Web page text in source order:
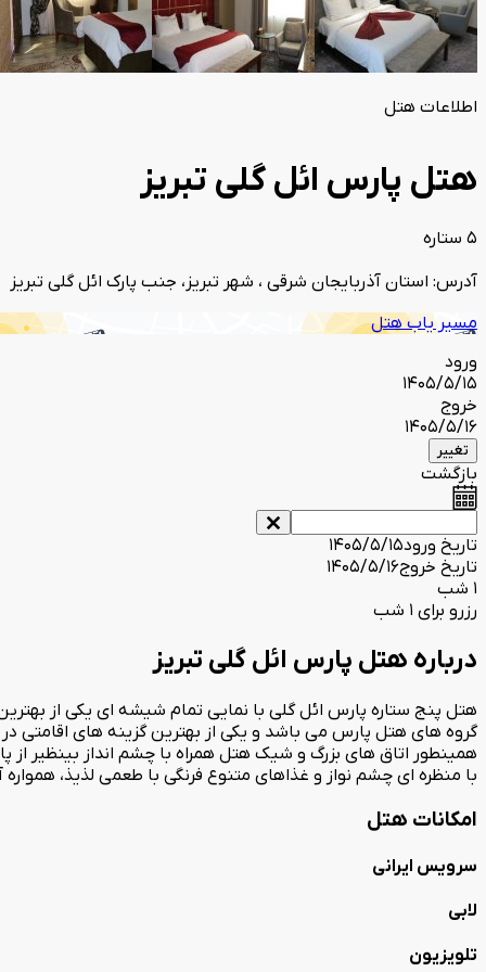
اطلاعات هتل
هتل پارس ائل گلی تبریز
5 ستاره
آدرس: استان آذربایجان شرقی ، شهر تبریز، جنب پارک ائل گلی تبریز
مسیر یاب هتل
ورود
1405/5/15
خروج
1405/5/16
تغییر
بازگشت
تاریخ ورود1405/5/15
تاریخ خروج1405/5/16
1 شب
رزرو برای 1 شب
درباره هتل پارس ائل گلی تبریز
گروه های هتل پارس می باشد و یکی از بهترین گزینه های اقامتی
با منظره ای چشم نواز و غذاهای متنوع فرنگی با طعمی لذیذ،
امکانات هتل
سرویس ایرانی
لابی
تلویزیون